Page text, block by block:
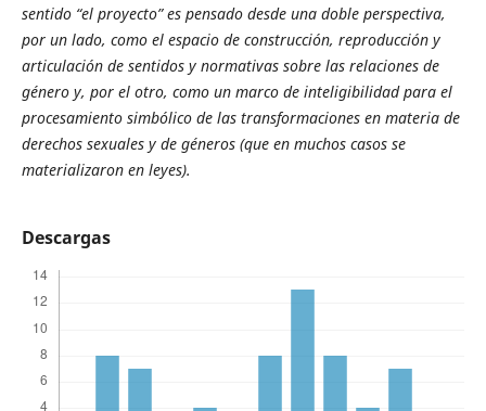
sentido “el proyecto” es pensado desde una doble perspectiva,
por un lado, como el espacio de construcción, reproducción y
articulación de sentidos y normativas sobre las relaciones de
género y, por el otro, como un marco de inteligibilidad para el
procesamiento simbólico de las transformaciones en materia de
derechos sexuales y de géneros (que en muchos casos se
materializaron en leyes).
Descargas